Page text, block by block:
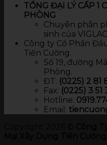
TỔNG ĐẠI LÝ CẤP 1
PHÒNG
Chuyên phân
sinh của
Công ty Cổ Phần
Tiến Cường.
Số 19, đường
Phòng.
ĐT: (0225) 2 81
Fax: (0225) 3 51
Hotline:
Email: